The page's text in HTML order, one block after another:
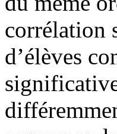
corrélation
d’élèves